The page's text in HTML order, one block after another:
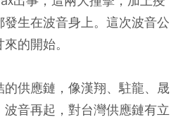
生在波音身上。這次波音公
的開始。
供應鏈，像漢翔、駐龍、晟
音再起，對台灣供應鏈有立